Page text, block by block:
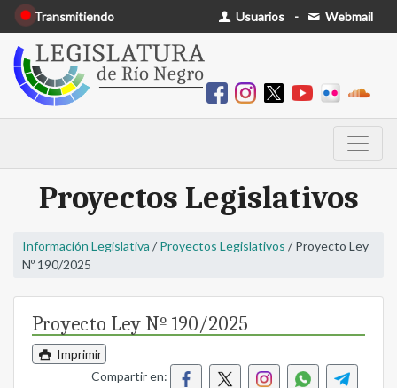
Transmitiendo Usuarios - Webmail
Proyectos Legislativos
Información Legislativa / Proyectos Legislativos / Proyecto Ley
Nº 190/2025
Proyecto Ley Nº 190/2025
Imprimir
Compartir en: